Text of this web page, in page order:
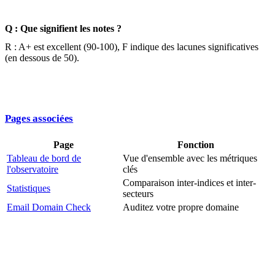
Q : Que signifient les notes ?
R : A+ est excellent (90-100), F indique des lacunes significatives
(en dessous de 50).
Pages associées
Page
Fonction
Tableau de bord de
l'observatoire
Vue d'ensemble avec les métriques
clés
Statistiques
Comparaison inter-indices et inter-
secteurs
Email Domain Check
Auditez votre propre domaine